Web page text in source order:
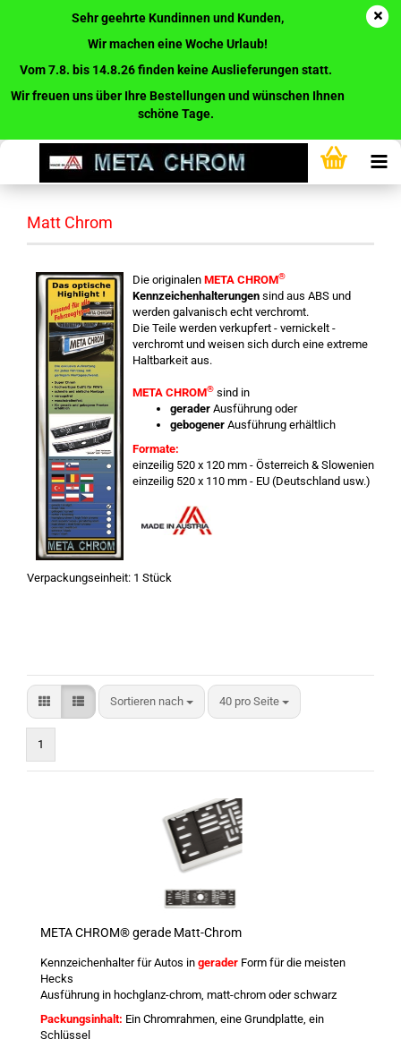
Sehr geehrte Kundinnen und Kunden,
Wir machen eine Woche Urlaub!
Vom 7.8. bis 14.8.26 finden keine Auslieferungen statt.
Wir freuen uns über Ihre Bestellungen und wünschen Ihnen
schöne Tage.
Matt Chrom
Die originalen META CHROM®
Kennzeichenhalterungen sind aus ABS und
werden galvanisch echt verchromt.
Die Teile werden verkupfert - vernickelt -
verchromt und weisen sich durch eine extreme
Haltbarkeit aus.
META CHROM® sind in
gerader Ausführung oder
gebogener Ausführung erhältlich
Formate:
einzeilig​ 520 x 120 mm - Österreich & Slowenien
einzeilig 520 x 110 mm - EU (Deutschland usw.)
Verpackungseinheit: 1 Stück ​
Sortieren nach
Sortieren nach 40 pro Seite
pro Seite
1
META CHROM® gerade Matt-Chrom
Kennzeichenhalter für Autos in gerader Form für die meisten
Hecks
Ausführung in hochglanz-chrom, matt-chrom oder schwarz
Packungsinhalt: Ein Chromrahmen, eine Grundplatte, ein
Schlüssel